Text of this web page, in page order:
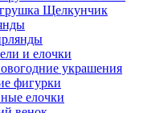
Щелкунчик
и елочки
украшения
фигурки
елочки